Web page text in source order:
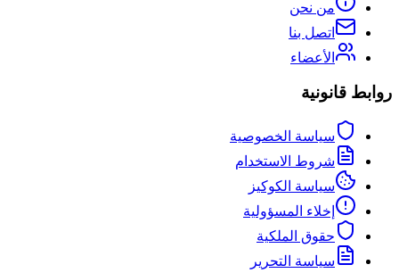
من نحن
اتصل بنا
الأعضاء
روابط قانونية
سياسة الخصوصية
شروط الاستخدام
سياسة الكوكيز
إخلاء المسؤولية
حقوق الملكية
سياسة التحرير